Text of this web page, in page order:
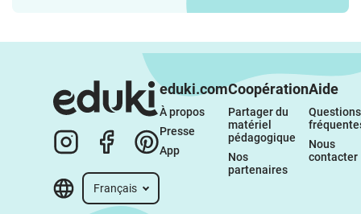
Français
eduki.com
À propos
Presse
App
Coopération
Partager du
matériel
pédagogique
Nos
partenaires
Aide
Questions
Nous
contacter